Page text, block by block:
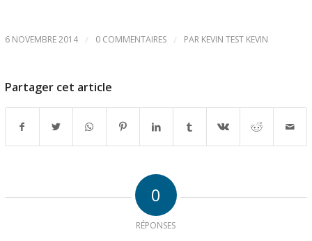
6 NOVEMBRE 2014 / 0 COMMENTAIRES / PAR KEVIN TEST KEVIN
Partager cet article
0
RÉPONSES